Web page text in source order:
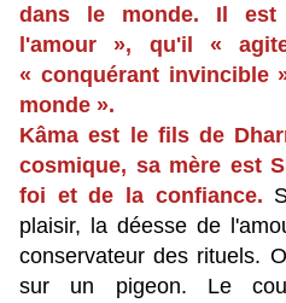
dans le monde. Il
l'amour », qu'il «
« conquérant invincible
monde ».
Kâma est le fils de
cosmique, sa mère est
foi et de la confiance.
plaisir, la déesse de
conservateur des rituels.
sur un pigeon. Le